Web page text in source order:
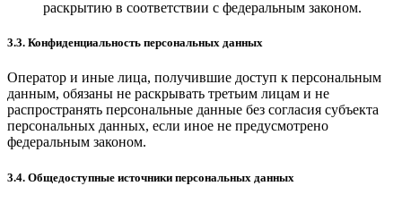
раскрытию в соответствии с федеральным законом.
3.3. Конфиденциальность персональных данных
Оператор и иные лица, получившие доступ к персональным
данным, обязаны не раскрывать третьим лицам и не
распространять персональные данные без согласия субъекта
персональных данных, если иное не предусмотрено
федеральным законом.
3.4. Общедоступные источники персональных данных